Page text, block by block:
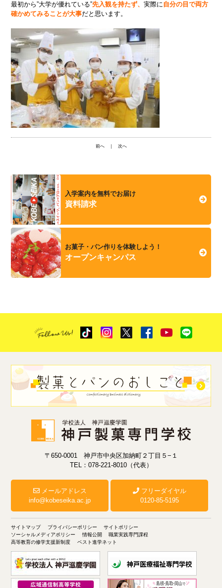
最初から”大学が優れている”先入観を持たず、実際に自分の目で両方
確かめてみることが大事だと思います。
前へ｜ 次へ
入学案内を無料でお届け
資料請求
お菓子・パン作りを体験しよう！
オープンキャンパス
〒650-0001 神戸市中央区加納町２丁目５−１
TEL：078-221-8010（代表）
メールアドレス
info@kobeseika.ac.jp
フリーダイヤル
0120-85-5195
サイトマップ プライバシーポリシー
サイトポリシー
ソーシャルメディアポリシー
情報公開
職業実践専門課程
高等教育の修学支援新制度
ベスト進学ネット